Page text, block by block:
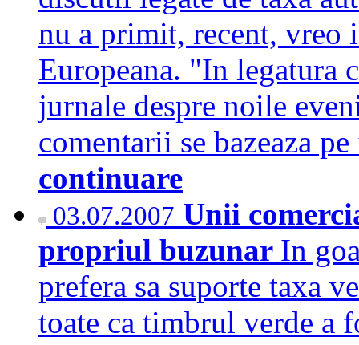
nu a primit, recent, vreo
Europeana. "In legatura
jurnale despre noile
comentarii se bazeaza
continuare
03.07.2007 Unii
propriul buzunar In
prefera sa suporte taxa
toate ca timbrul verde a